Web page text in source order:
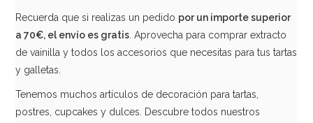
Recuerda que si realizas un pedido por un importe superior
a 70€, el envío es gratis. Aprovecha para comprar extracto
de vainilla y todos los accesorios que necesitas para tus tartas
y galletas.
Tenemos muchos artículos de decoración para tartas,
postres, cupcakes y dulces. Descubre todos nuestros